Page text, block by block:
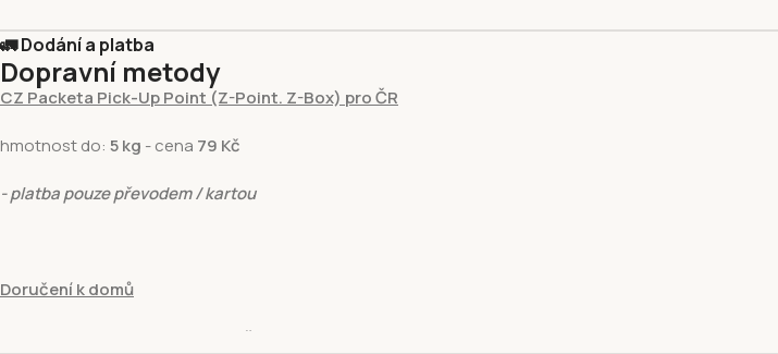
🚛 Dodání a platba
Dopravní metody
CZ Packeta Pick-Up Point (Z-Point. Z-Box) pro ČR
hmotnost do: 5 kg - cena 79 Kč
- platba pouze převodem / kartou
Doručení k domů
129 Kč